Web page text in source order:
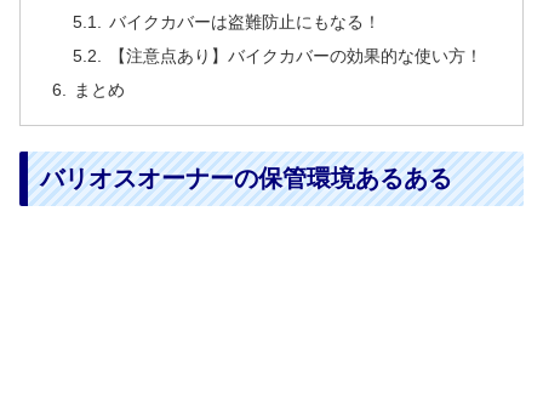
バイクカバーは盗難防止にもなる！
【注意点あり】バイクカバーの効果的な使い方！
まとめ
バリオスオーナーの保管環境あるある